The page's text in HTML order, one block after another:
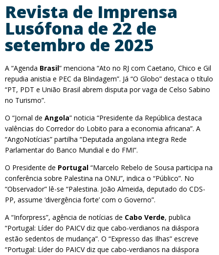
Revista de Imprensa
Lusófona de 22 de
setembro de 2025
A “Agenda Brasil” menciona “Ato no RJ com Caetano, Chico e Gil
repudia anistia e PEC da Blindagem”. Já “O Globo” destaca o título
“PT, PDT e União Brasil abrem disputa por vaga de Celso Sabino
no Turismo”.
O “Jornal de Angola” noticia “Presidente da República destaca
valências do Corredor do Lobito para a economia africana”. A
“AngoNotícias” partilha “Deputada angolana integra Rede
Parlamentar do Banco Mundial e do FMI”.
O Presidente de Portugal “Marcelo Rebelo de Sousa participa na
conferência sobre Palestina na ONU”, indica o “Público”. No
“Observador” lê-se “Palestina. João Almeida, deputado do CDS-
PP, assume ‘divergência forte’ com o Governo”.
A “Inforpress”, agência de notícias de Cabo Verde, publica
“Portugal: Líder do PAICV diz que cabo-verdianos na diáspora
estão sedentos de mudança”. O “Expresso das Ilhas” escreve
“Portugal: Líder do PAICV diz que cabo-verdianos na diáspora